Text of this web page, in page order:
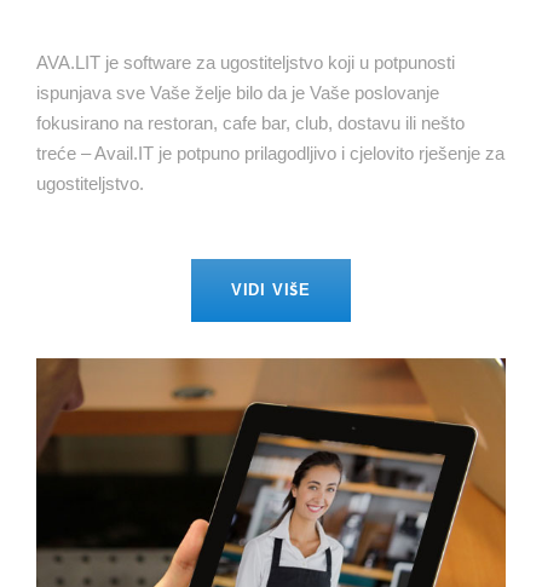
AVA.LIT je software za ugostiteljstvo koji u potpunosti
ispunjava sve Vaše želje bilo da je Vaše poslovanje
fokusirano na restoran, cafe bar, club, dostavu ili nešto
treće – Avail.IT je potpuno prilagodljivo i cjelovito rješenje za
ugostiteljstvo.
VIDI VIŠE